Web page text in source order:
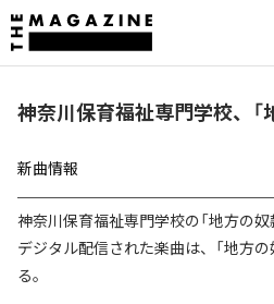
神奈川保育福祉専門学校、「
新曲情報
神奈川保育福祉専門学校の「地方の
デジタル配信された楽曲は、「地方
る。